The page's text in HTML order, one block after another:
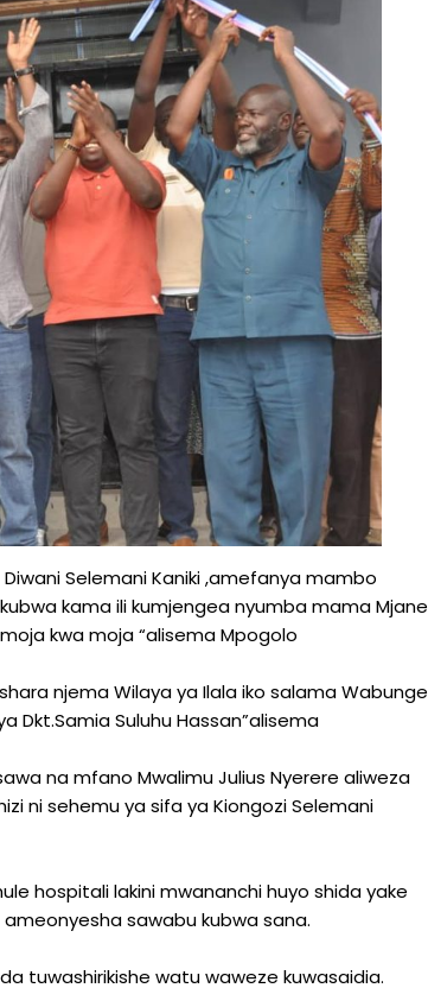
Selemani Kaniki ,amefanya mambo
kama ili kumjengea nyumba mama Mjane
kwa moja “alisema Mpogolo
njema Wilaya ya Ilala iko salama Wabunge
Dkt.Samia Suluhu Hassan”alisema
na mfano Mwalimu Julius Nyerere aliweza
ni sehemu ya sifa ya Kiongozi Selemani
hospitali lakini mwananchi huyo shida yake
sawabu kubwa sana.
tuwashirikishe watu waweze kuwasaidia.